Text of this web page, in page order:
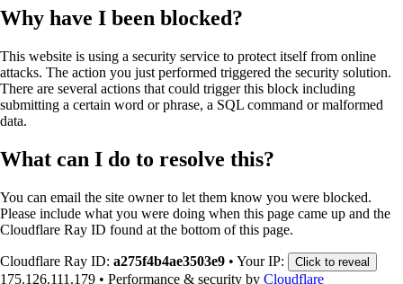
Why have I been blocked?
This website is using a security service to protect itself from online
attacks. The action you just performed triggered the security solution.
There are several actions that could trigger this block including
submitting a certain word or phrase, a SQL command or malformed
data.
What can I do to resolve this?
You can email the site owner to let them know you were blocked.
Please include what you were doing when this page came up and the
Cloudflare Ray ID found at the bottom of this page.
Cloudflare Ray ID: a275f4b4ae3503e9 • Your IP: Click to reveal
175.126.111.179 • Performance & security by Cloudflare